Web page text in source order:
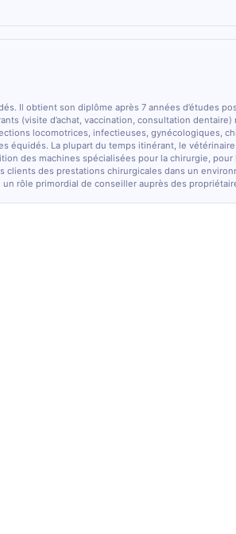
Il obtient son diplôme après 7 années d’études
(visite d’achat, vaccination, consultation dentaire)
locomotrices, infectieuses, gynécologiques,
équidés. La plupart du temps itinérant, le
des machines spécialisées pour la chirurgie,
clients des prestations chirurgicales dans un
rôle primordial de conseiller auprès des